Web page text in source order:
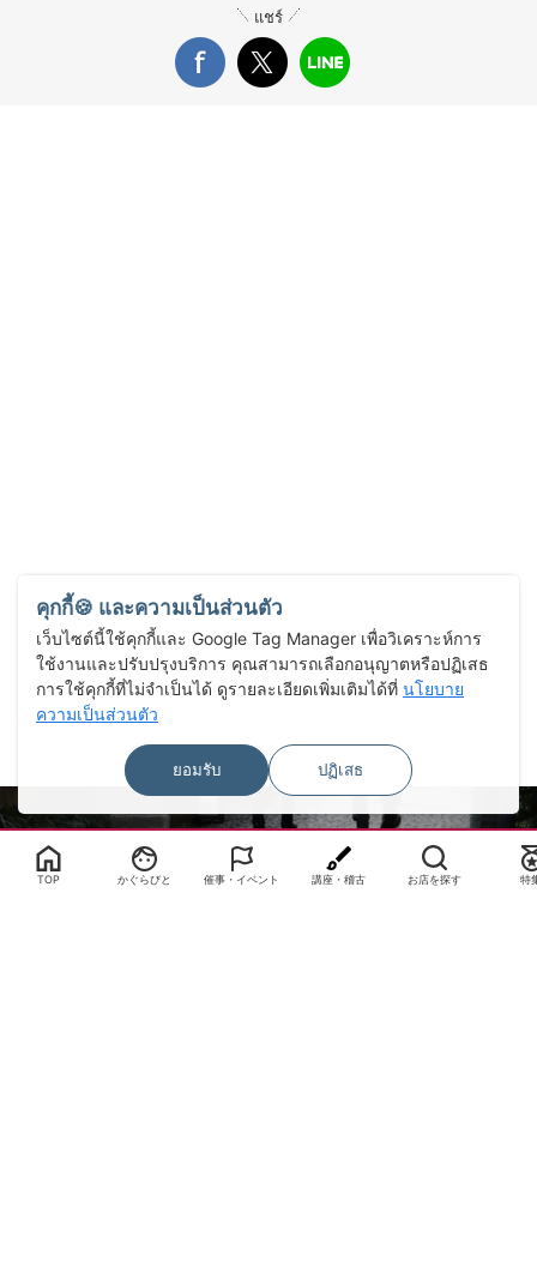
แชร์
Select Language ▼
TOP かぐらびと 催事・イベント 講座・稽古 お店を探す 特
คุกกี้🍪 และความเป็นส่วนตัว
เว็บไซต์นี้ใช้คุกกี้และ Google Tag Manager เพื่อวิเคราะห์การ
ใช้งานและปรับปรุงบริการ คุณสามารถเลือกอนุญาตหรือปฏิเสธ
การใช้คุกกี้ที่ไม่จำเป็นได้ ดูรายละเอียดเพิ่มเติมได้ที่ นโยบาย
ความเป็นส่วนตัว
ยอมรับ ปฏิเสธ